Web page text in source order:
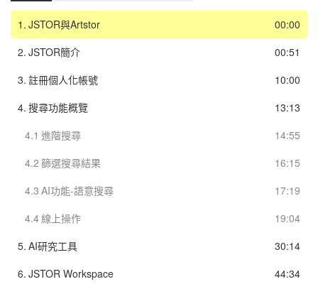
00:00
1. JSTOR與Artstor
00:51
2. JSTOR簡介
10:00
3. 註冊個人化帳號
13:13
4. 搜尋功能概覽
14:55
4.1 進階搜尋
16:15
4.2 篩選搜尋結果
17:19
4.3 AI功能-語意搜尋
19:04
4.4線上操作
30:14
5. AI研究工具
44:34
6. JSTOR Workspace